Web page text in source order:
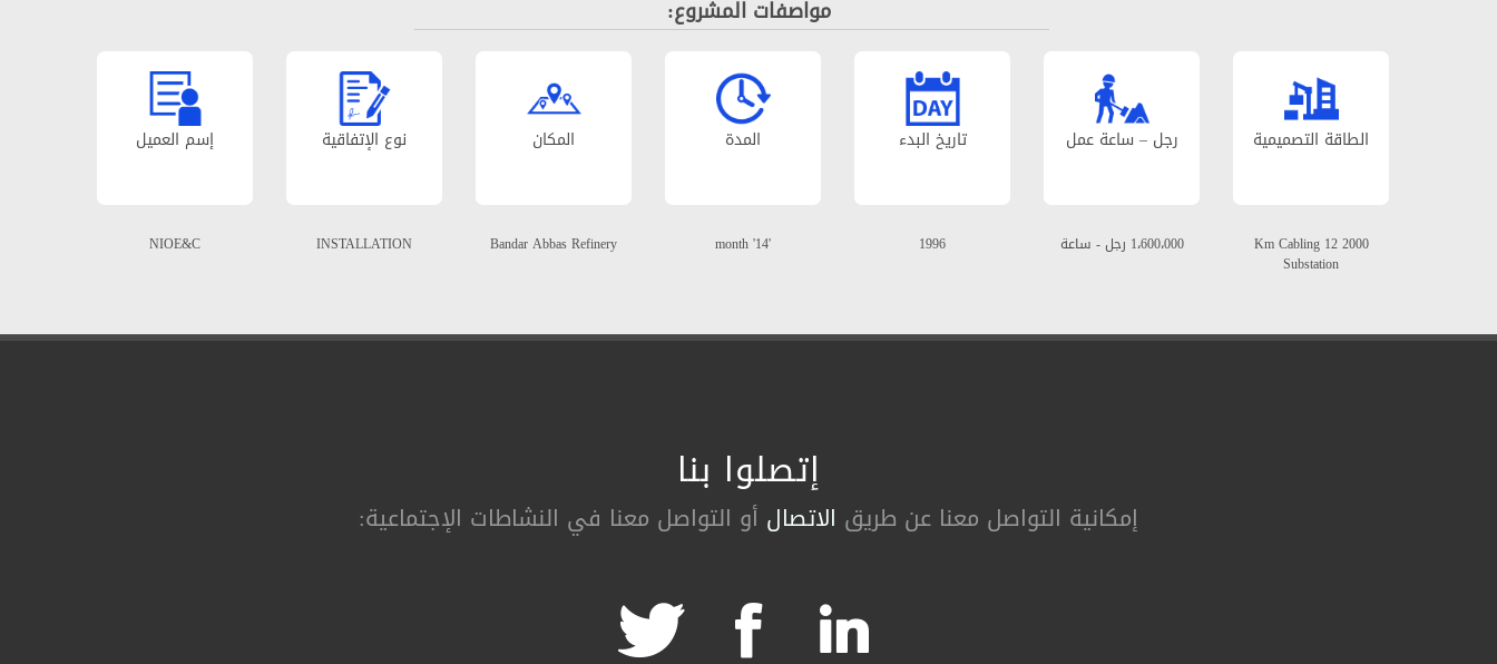
مواصفات المشروع:
إسم العمیل
NIOE&C
نوع الإتفاقیة
INSTALLATION
المکان
Bandar Abbas Refinery
المدة
'14' month
تاریخ البدء
1996
رجل – ساعة عمل
1،600،000 رجل - ساعة
الطاقة التصمیمیة
2000 Km Cabling 12
Substation
إتصلوا بنا
إمکانیة التواصل معنا عن طریق الاتصال أو التواصل معنا في النشاطات الإجتماعیة: